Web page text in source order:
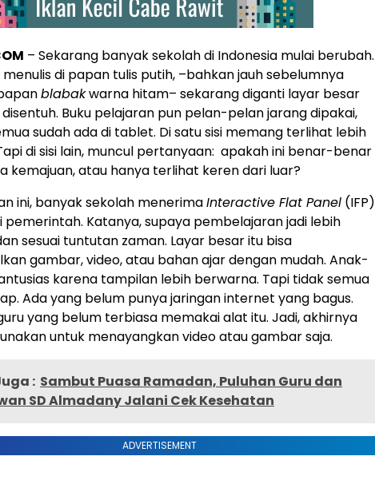
– Sekarang banyak sekolah di Indonesia mulai berubah.
menulis di papan tulis putih, –bahkan jauh sebelumnya
blabakwarna hitam– sekarang diganti layar besar
Buku pelajaran pun pelan-pelan jarang dipakai,
sudah ada di tablet. Di satu sisi memang terlihat lebih
di sisi lain, muncul pertanyaan: apakah ini benar-benar
kemajuan, atau hanya terlihat keren dari luar?
ini, banyak sekolah menerimaInteractive Flat Panel (IFP)
pemerintah. Katanya, supaya pembelajaran jadi lebih
sesuai tuntutan zaman. Layar besar itu bisa
gambar, video, atau bahan ajar dengan mudah. Anak-
karena tampilan lebih berwarna. Tapi tidak semua
Ada yang belum punya jaringan internet yang bagus.
yang belum terbiasa memakai alat itu. Jadi, akhirnya
untuk menayangkan video atau gambar saja.
: Sambut Puasa Ramadan, Puluhan Guru dan
SD Almadany Jalani Cek Kesehatan
ADVERTISEMENT